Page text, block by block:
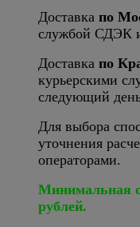
Доставка по
службой СДЭК и
Доставка по
курьерскими
следующий
Для выбора
уточнения
операторами.
Минимальная
рублей.